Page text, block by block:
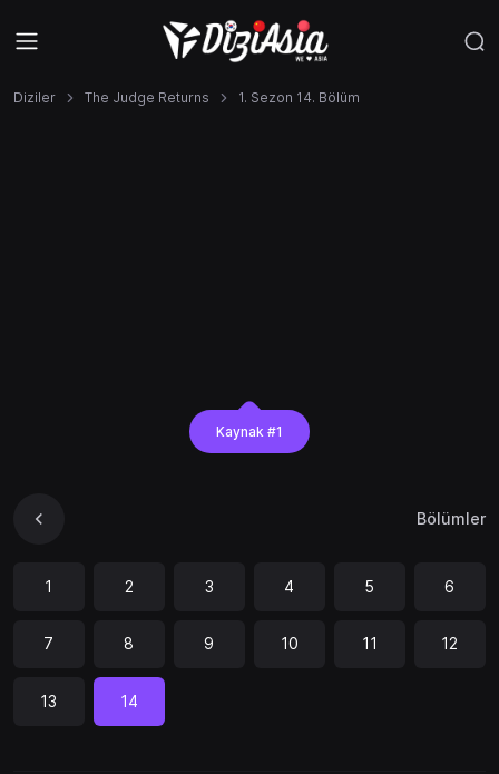
Diziler The Judge Returns 1. Sezon 14. Bölüm
Kaynak #1
Bölümler
1 2 3 4 5 6
7 8 9 10 11 12
13 14